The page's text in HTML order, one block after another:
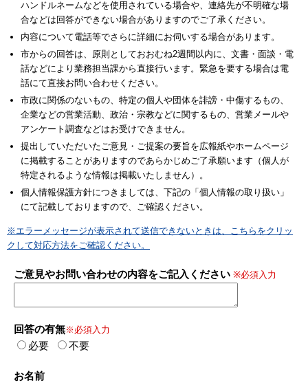
ハンドルネームなどを使用されている場合や、連絡先が不明確な場
合などは回答ができない場合がありますのでご了承ください。
内容について電話等でさらに詳細にお伺いする場合があります。
市からの回答は、原則としておおむね2週間以内に、文書・面談・電
話などにより業務担当課から直接行います。緊急を要する場合は電
話にて直接お問い合わせください。
市政に関係のないもの、特定の個人や団体を誹謗・中傷するもの、
企業などの営業活動、政治・宗教などに関するもの、営業メールや
アンケート調査などはお受けできません。
提出していただいたご意見・ご提案の要旨を広報紙やホームページ
に掲載することがありますのであらかじめご了承願います（個人が
特定されるような情報は掲載いたしません）。
個人情報保護方針につきましては、下記の「個人情報の取り扱い」
にて記載しておりますので、ご確認ください。
※エラーメッセージが表示されて送信できないときは、こちらをクリッ
クして対応方法をご確認ください。
ご意見やお問い合わせの内容をご記入ください ※必須入力
回答の有無※必須入力
必要 不要
お名前